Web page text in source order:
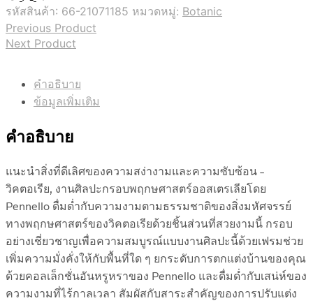
รหัสสินค้า: 66-21071185 หมวดหมู่: Botanic
Previous Product
Next Product
คำอธิบาย
ข้อมูลเพิ่มเติม
คำอธิบาย
แนะนำสิ่งที่ดีเลิศของความสง่างามและความซับซ้อน –
วิคตอเรีย, งานศิลปะกรอบพฤกษศาสตร์ออสเตรเลียโดย
Pennello ดื่มด่ำกับความงามตามธรรมชาติของสิ่งมหัศจรรย์
ทางพฤกษศาสตร์ของวิคตอเรียด้วยชิ้นส่วนที่สวยงามนี้ กรอบ
อย่างเชี่ยวชาญเพื่อความสมบูรณ์แบบงานศิลปะนี้ด้วยเฟรมช่วย
เพิ่มความมั่งคั่งให้กับพื้นที่ใด ๆ ยกระดับการตกแต่งบ้านของคุณ
ด้วยคอลเล็กชั่นอันหรูหราของ Pennello และดื่มด่ำกับเสน่ห์ของ
ความงามที่ไร้กาลเวลา สัมผัสกับสาระสำคัญของการปรับแต่ง